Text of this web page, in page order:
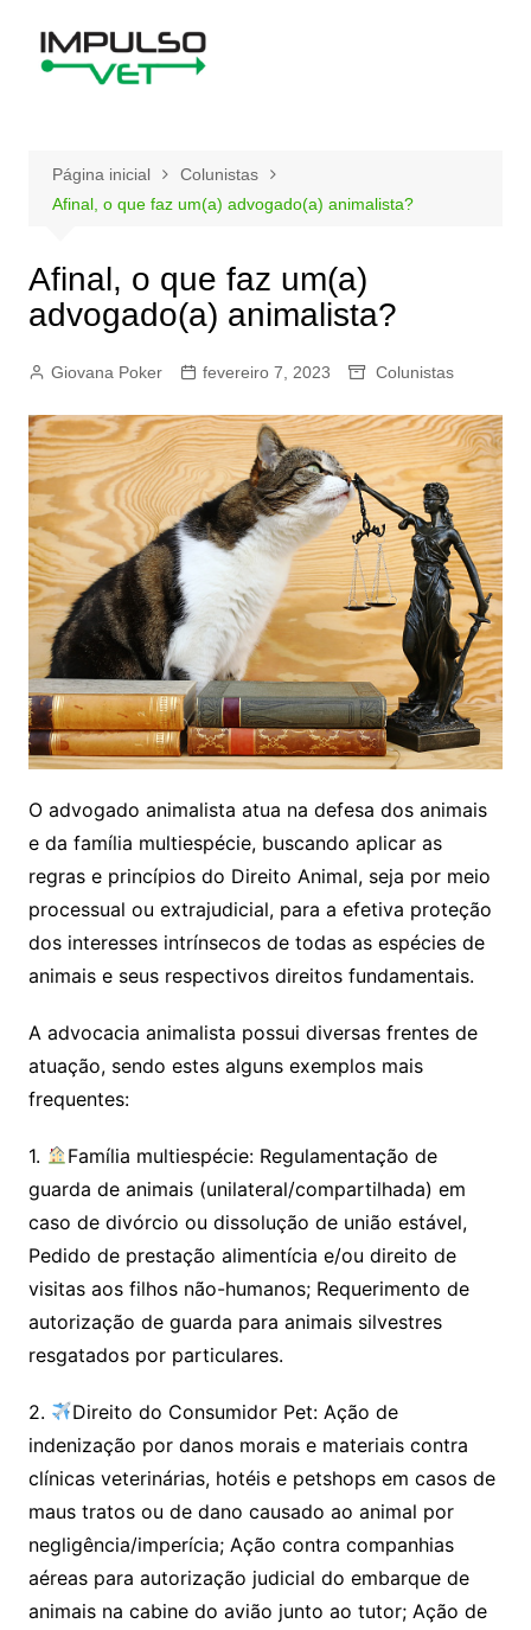
Página inicial
Colunistas
Afinal, o que faz um(a) advogado(a) animalista?
Afinal, o que faz um(a)
advogado(a) animalista?
Giovana Poker fevereiro 7, 2023 Colunistas
O advogado animalista atua na defesa dos animais
e da família multiespécie, buscando aplicar as
regras e princípios do Direito Animal, seja por meio
processual ou extrajudicial, para a efetiva proteção
dos interesses intrínsecos de todas as espécies de
animais e seus respectivos direitos fundamentais.
A advocacia animalista possui diversas frentes de
atuação, sendo estes alguns exemplos mais
frequentes:
1.
Família multiespécie: Regulamentação de
guarda de animais (unilateral/compartilhada) em
caso de divórcio ou dissolução de união estável,
Pedido de prestação alimentícia e/ou direito de
visitas aos filhos não-humanos; Requerimento de
autorização de guarda para animais silvestres
resgatados por particulares.
2.
Direito do Consumidor Pet: Ação de
indenização por danos morais e materiais contra
clínicas veterinárias, hotéis e petshops em casos de
maus tratos ou de dano causado ao animal por
negligência/imperícia; Ação contra companhias
aéreas para autorização judicial do embarque de
animais na cabine do avião junto ao tutor; Ação de